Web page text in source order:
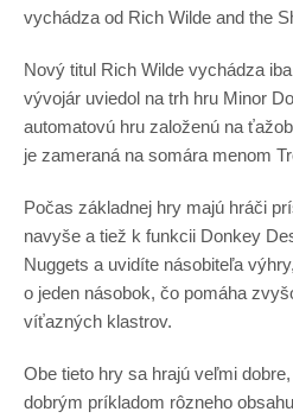
vychádza od Rich Wilde and the
Nový titul Rich Wilde vychádza
vývojár uviedol na trh hru Minor
automatovú hru založenú na
je zameraná na somára menom
Počas základnej hry majú hráči
navyše a tiež k funkcii Donkey
Nuggets a uvidíte násobiteľa
o jeden násobok, čo pomáha
víťazných klastrov.
Obe tieto hry sa hrajú veľmi
dobrým príkladom rôzneho